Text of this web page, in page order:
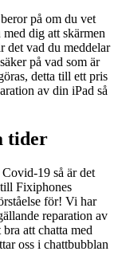
på om du vet
dig att skärmen
det vad du meddelar
på vad som är
detta till ett pris
av din iPad så
tider
19 så är det
Fixiphones
för! Vi har
reparation av
att chatta med
oss i chattbubblan